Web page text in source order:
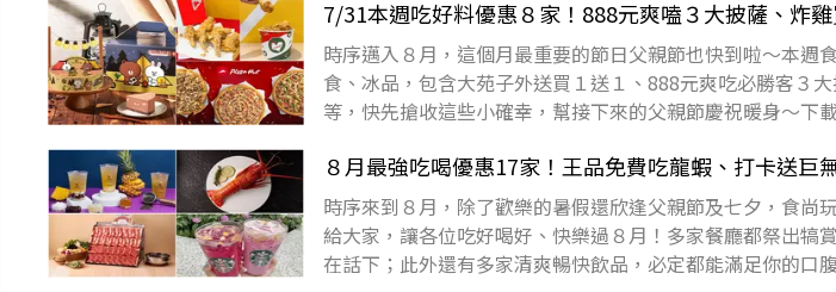
7/31本週吃好料優惠８家！888元爽嗑３大披薩、炸
時序邁入８月，這個月最重要的節日父親節也快到啦～本週
食、冰品，包含大苑子外送買１送１、888元爽吃必勝客３
等，快先搶收這些小確幸，幫接下來的父親節慶祝暖身～下
８月最強吃喝優惠17家！王品免費吃龍蝦、打卡送巨
時序來到８月，除了歡樂的暑假還欣逢父親節及七夕，食尚
給大家，讓各位吃好喝好、快樂過８月！多家餐廳都祭出犒
在話下；此外還有多家清爽暢快飲品，必定都能滿足你的口